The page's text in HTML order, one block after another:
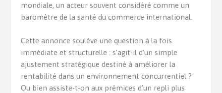
mondiale, un acteur souvent considéré comme un
baromètre de la santé du commerce international.
Cette annonce soulève une question à la fois
immédiate et structurelle : s’agit-il d’un simple
ajustement stratégique destiné à améliorer la
rentabilité dans un environnement concurrentiel ?
Ou bien assiste-t-on aux prémices d’un repli plus